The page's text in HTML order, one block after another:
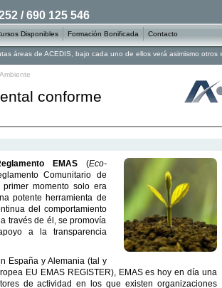
conforme
EMAS(Eco-
Comunitario de
momento solo era
potente herramienta de
del comportamiento
través de él, se promovía
a la transparencia
España y Alemania (tal y
EU EMAS REGISTER), EMAS es hoy en día una
de actividad en los que existen organizaciones
/ 690 125 546
Disponibles Formación Bonificada Contacto
áreas de ACEDIS, bajo cada uno de ellos verá asimismo otros